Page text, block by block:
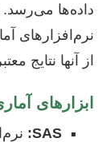
داده‌ها می‌رسد.
نرم‌افزارهای
از آنها نتایج
ابزارهای
SAS: